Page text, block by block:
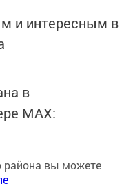
и интересным в
в
MАХ:
района вы можете